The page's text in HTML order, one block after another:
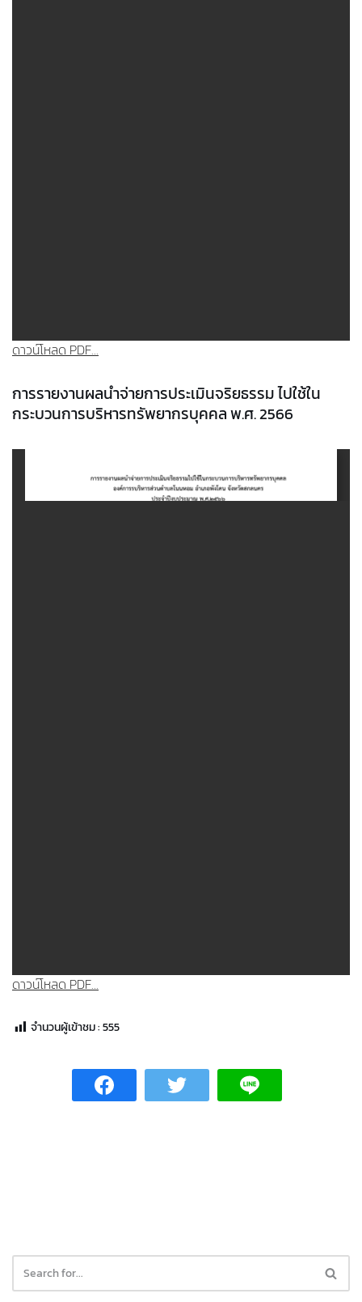
ดาวน์โหลด PDF...
การรายงานผลนำจ่ายการประเมินจริยธรรม ไปใช้ใน
กระบวนการบริหารทรัพยากรบุคคล พ.ศ. 2566
ดาวน์โหลด PDF...
จำนวนผู้เข้าชม :555